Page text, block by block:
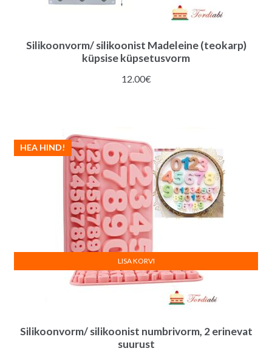
Silikoonvorm/ silikoonist Madeleine (teokarp)
küpsise küpsetusvorm
12.00€
Silikoonvorm/ silikoonist numbrivorm, 2 erinevat
suurust
HEA HIND!
LISA KORVI